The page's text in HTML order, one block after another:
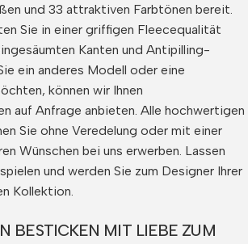
und 33 attraktiven Farbtönen bereit.
Sie in einer griffigen Fleecequalität
Kanten und Antipilling-
ein anderes Modell oder eine
können wir Ihnen
auf Anfrage anbieten. Alle hochwertigen
Sie ohne Veredelung oder mit einer
Wünschen bei uns erwerben. Lassen
und werden Sie zum Designer Ihrer
Kollektion.
BESTICKEN MIT LIEBE ZUM